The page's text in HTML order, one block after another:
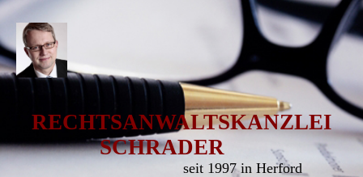
RECHTSANWALTSKANZLEI
SCHRADER
seit 1997 in Herford